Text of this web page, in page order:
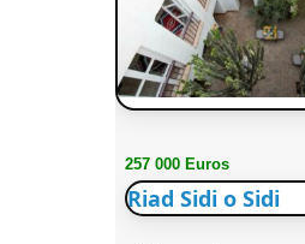
257 000 Euros
Riad Sidi o Sidi